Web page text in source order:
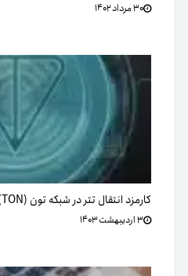
۳۰ مرداد ۱۴۰۲
کارمزد انتقال تتر در شبکه تون (TON) تا ژوئن۲۰۲۴ صفر شد
۳ اردیبهشت ۱۴۰۳